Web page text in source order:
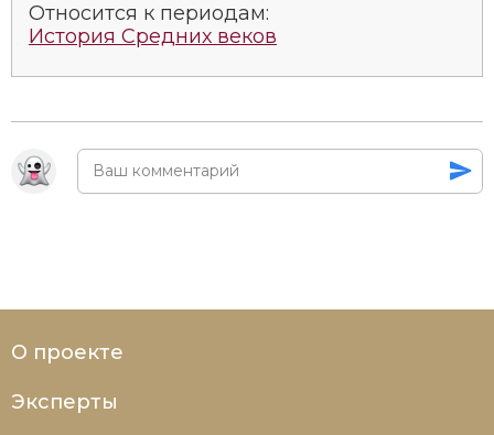
Относится к периодам:
История Средних веков
О проекте
Эксперты